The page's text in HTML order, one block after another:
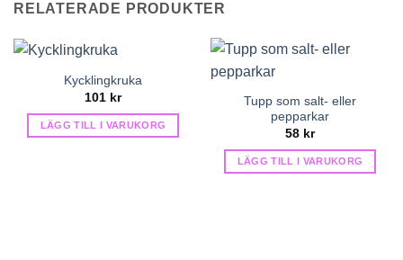
RELATERADE PRODUKTER
Kycklingkruka
101 kr
LÄGG TILL I VARUKORG
Tupp som salt- eller
pepparkar
58 kr
LÄGG TILL I VARUKORG